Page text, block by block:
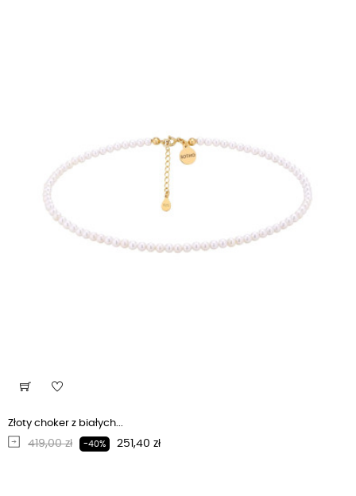
Złoty choker z białych...
Regularna cena
419,00 zł -40% Cena
251,40 zł